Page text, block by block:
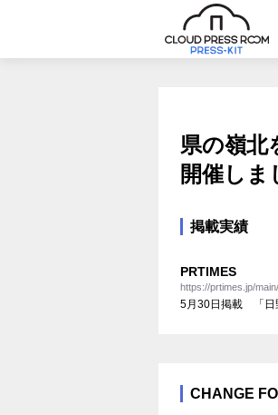
県の嶺北
開催しま
掲載実績
PRTIMES
https://prtimes.jp/
5月30日掲載 「日
CHANGE